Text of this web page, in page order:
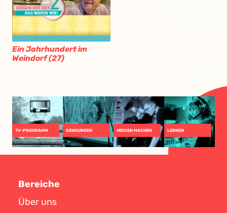
Ein Jahrhundert im
Weindorf (27)
TV-PROGRAMM SENDUNGEN MEDIEN MACHEN LERNEN
Bereiche
Über uns